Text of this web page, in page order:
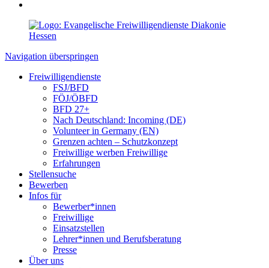
Navigation überspringen
Freiwilligendienste
FSJ/BFD
FÖJ/ÖBFD
BFD 27+
Nach Deutschland: Incoming (DE)
Volunteer in Germany (EN)
Grenzen achten – Schutzkonzept
Freiwillige werben Freiwillige
Erfahrungen
Stellensuche
Bewerben
Infos für
Bewerber*innen
Freiwillige
Einsatzstellen
Lehrer*innen und Berufsberatung
Presse
Über uns